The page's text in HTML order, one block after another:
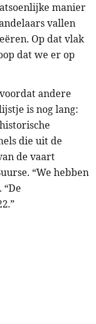
manier
vallen
Op dat vlak
dat we er op
andere
is nog lang:
die uit de
de vaart
“We hebben